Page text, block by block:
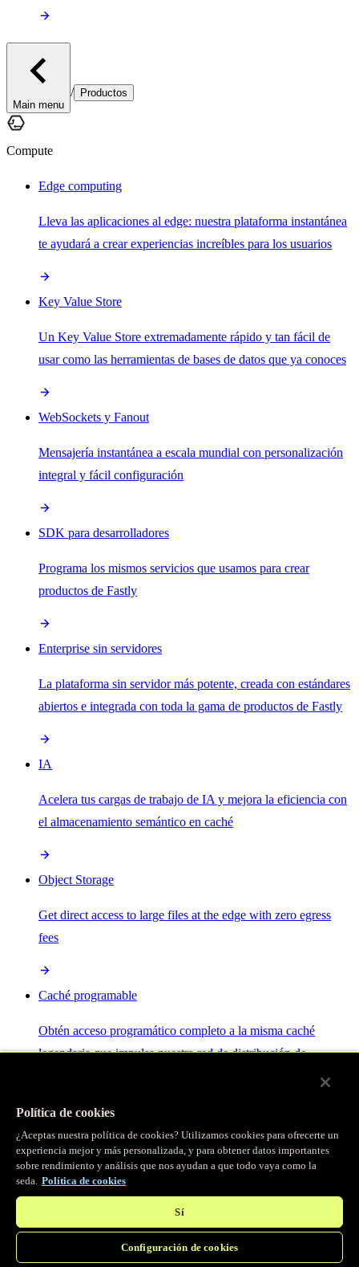
Main menu
/ Productos
Compute
Edge computing
Lleva las aplicaciones al edge: nuestra plataforma instantánea
te ayudará a crear experiencias increíbles para los usuarios
Key Value Store
Un Key Value Store extremadamente rápido y tan fácil de
usar como las herramientas de bases de datos que ya conoces
WebSockets y Fanout
Mensajería instantánea a escala mundial con personalización
integral y fácil configuración
SDK para desarrolladores
Programa los mismos servicios que usamos para crear
productos de Fastly
Enterprise sin servidores
La plataforma sin servidor más potente, creada con estándares
abiertos e integrada con toda la gama de productos de Fastly
IA
Acelera tus cargas de trabajo de IA y mejora la eficiencia con
el almacenamiento semántico en caché
Object Storage
Get direct access to large files at the edge with zero egress
fees
Caché programable
Obtén acceso programático completo a la misma caché
legendaria que impulsa nuestra red de distribución de
Servidor MCP
Control por IA para tus servicios Fastly.
Política de cookies
¿Aceptas nuestra política de cookies? Utilizamos cookies para ofrecerte un
experiencia mejor y más personalizada, y para obtener datos importantes
sobre rendimiento y análisis que nos ayudan a que todo vaya como la
seda. Política de cookies
Sí
Configuración de cookies